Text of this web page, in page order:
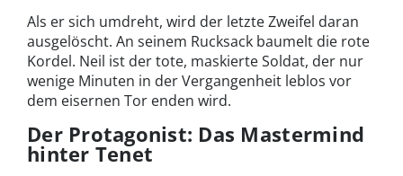
Als er sich umdreht, wird der letzte Zweifel daran
ausgelöscht. An seinem Rucksack baumelt die rote
Kordel. Neil ist der tote, maskierte Soldat, der nur
wenige Minuten in der Vergangenheit leblos vor
dem eisernen Tor enden wird.
Der Protagonist: Das Mastermind
hinter Tenet